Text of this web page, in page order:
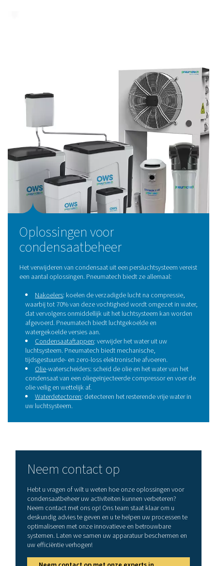
Waterafscheiders zijn essentiële componenten
persluchtsystemen, ontworpen om vloeibaar
bulkverontreinigingen uit perslucht te verwijderen.
effectief te verwijderen, voorkomen deze afscheiders
beschermen ze downstream apparatuur en
algehele efficiëntie en betrouwbaarheid van het
Waarom is
De verzadigde warme lucht aan de uitlaat van een
koelt af terwijl deze langs het koudeleidingnetwerk
leidt tot de vorming van condensaat, wat kan leiden
een slechte productkwaliteit en storingen in
apparatuur. Vrij water heeft ook invloed op de
prestaties van downstream apparatuur zoals filters en
Bovendien kunnen olie- en watercondensaat, een
van oliegeïnjecteerde luchtcompressoren, gevaarlijk